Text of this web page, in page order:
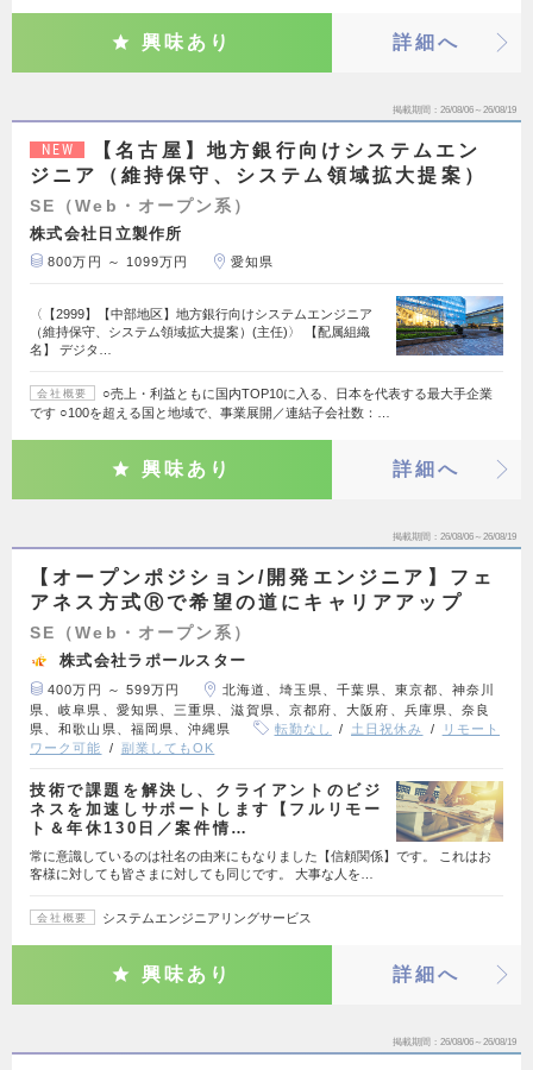
興味あり 詳細へ
掲載期間 26/08/06～26/08/19
NEW
【名古屋】地方銀行向けシステムエン
ジニア（維持保守、システム領域拡大提案）
SE（Web・オープン系）
株式会社日立製作所
800万円 ～ 1099万円 愛知県
〈【2999】【中部地区】地方銀行向けシステムエンジニア
（維持保守、システム領域拡大提案）(主任)〉 【配属組織
名】 デジタ…
会社概要
○売上・利益ともに国内TOP10に入る、日本を代表する最大手企業
です ○100を超える国と地域で、事業展開／連結子会社数：…
興味あり 詳細へ
掲載期間 26/08/06～26/08/19
【オープンポジション/開発エンジニア】フェ
アネス方式Ⓡで希望の道にキャリアアップ
SE（Web・オープン系）
株式会社ラポールスター
400万円 ～ 599万円
北海道、埼玉県、千葉県、東京都、神奈川
県、岐阜県、愛知県、三重県、滋賀県、京都府、大阪府、兵庫県、奈良
県、和歌山県、福岡県、沖縄県
転勤なし 土日祝休み
リモート
ワーク可能
副業してもOK
技術で課題を解決し、クライアントのビジ
ネスを加速しサポートします【フルリモー
ト＆年休130日／案件情…
常に意識しているのは社名の由来にもなりました【信頼関係】です。 これはお
客様に対しても皆さまに対しても同じです。 大事な人を…
会社概要 システムエンジニアリングサービス
興味あり 詳細へ
掲載期間 26/08/06～26/08/19